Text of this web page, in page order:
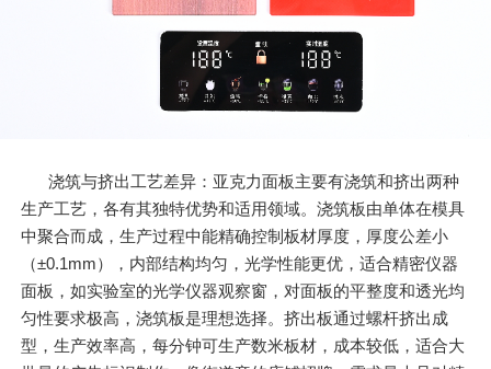
浇筑与挤出工艺差异：亚克力面板主要有浇筑和挤出两种
生产工艺，各有其独特优势和适用领域。浇筑板由单体在模具
中聚合而成，生产过程中能精确控制板材厚度，厚度公差小
（±0.1mm），内部结构均匀，光学性能更优，适合精密仪器
面板，如实验室的光学仪器观察窗，对面板的平整度和透光均
匀性要求极高，浇筑板是理想选择。挤出板通过螺杆挤出成
型，生产效率高，每分钟可生产数米板材，成本较低，适合大